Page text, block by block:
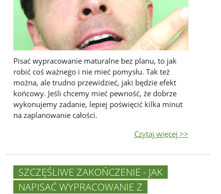
Pisać wypracowanie maturalne bez planu, to jak
robić coś ważnego i nie mieć pomysłu. Tak też
można, ale trudno przewidzieć, jaki będzie efekt
końcowy. Jeśli chcemy mieć pewność, że dobrze
wykonujemy zadanie, lepiej poświęcić kilka minut
na zaplanowanie całości.
Czytaj więcej >>
SZCZĘŚLIWE ZAKOŃCZENIE - JAK
NAPISAĆ WYPRACOWANIE Z